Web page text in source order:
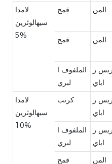
لامدا
سيهالوثرين
5%
قمح المن
قمح المن
الملفوف ا
لبري
ر
اباي
لامدا
سيهالوثرين
10%
كرنب
ر
اباي
الملفوف ا
لبري
ر
اباي
قمح المن